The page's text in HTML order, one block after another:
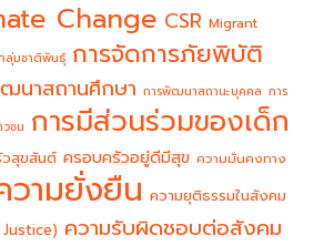
Change CSR Migrant
ลุ่มชาติพันธุ์ การจัดการภัยพิบัติ
นาสถานศึกษา การพัฒนาสถานะบุคคล การ
ชน การมีส่วนร่วมของเด็ก
สุขสันต์ ครอบครัวอยู่ดีมีสุข ความมั่นคงทาง
วามยั่งยืน ความยุติธรรมในสังคม
ความรับผิดชอบต่อสังคม